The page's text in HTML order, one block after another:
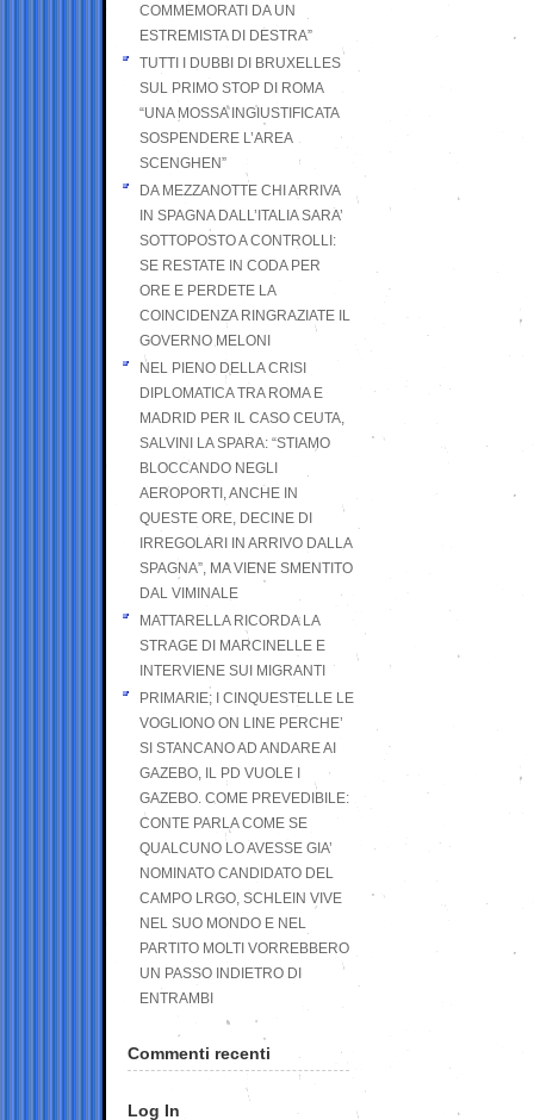
COMMEMORATI DA UN
ESTREMISTA DI DESTRA”
TUTTI I DUBBI DI BRUXELLES
SUL PRIMO STOP DI ROMA
“UNA MOSSA INGIUSTIFICATA
SOSPENDERE L’AREA
SCENGHEN”
DA MEZZANOTTE CHI ARRIVA
IN SPAGNA DALL’ITALIA SARA’
SOTTOPOSTO A CONTROLLI:
SE RESTATE IN CODA PER
ORE E PERDETE LA
COINCIDENZA RINGRAZIATE IL
GOVERNO MELONI
NEL PIENO DELLA CRISI
DIPLOMATICA TRA ROMA E
MADRID PER IL CASO CEUTA,
SALVINI LA SPARA: “STIAMO
BLOCCANDO NEGLI
AEROPORTI, ANCHE IN
QUESTE ORE, DECINE DI
IRREGOLARI IN ARRIVO DALLA
SPAGNA”, MA VIENE SMENTITO
DAL VIMINALE
MATTARELLA RICORDA LA
STRAGE DI MARCINELLE E
INTERVIENE SUI MIGRANTI
PRIMARIE; I CINQUESTELLE LE
VOGLIONO ON LINE PERCHE’
SI STANCANO AD ANDARE AI
GAZEBO, IL PD VUOLE I
GAZEBO. COME PREVEDIBILE:
CONTE PARLA COME SE
QUALCUNO LO AVESSE GIA’
NOMINATO CANDIDATO DEL
CAMPO LRGO, SCHLEIN VIVE
NEL SUO MONDO E NEL
PARTITO MOLTI VORREBBERO
UN PASSO INDIETRO DI
ENTRAMBI
Commenti recenti
Log In